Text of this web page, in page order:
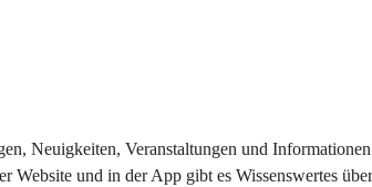
Neuigkeiten, Veranstaltungen und
und in der App gibt es Wissenswertes